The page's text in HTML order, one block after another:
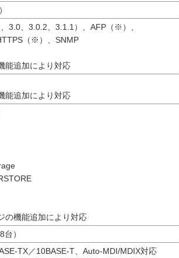
3.0、3.0.2、3.1.1）、AFP（※）、
（※）、SNMP
能追加により対応
能追加により対応
の機能追加により対応
）
TX／10BASE-T、Auto-MDI/MDIX対応